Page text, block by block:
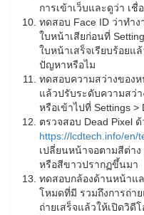
การเข้าเว็บและดูว่า เ
ทดสอบ Face ID ว่าทำง
ใบหน้าเสียก่อนที่
ใบหน้าเสร็จเรียบร้อยแ
ปัญหาหรือไม
ทดสอบความสว่างของห
แล้วปรับระดับความสว่
หรือเข้าไปที่ Settings >
ตรวจสอบ Dead Pixel
https://lcdtech.info/en/
เปลี่ยนหน้าจอตามสีต่าง
หรือสีขาวปรากฏขึ้นมา
ทดสอบกล้องด้านหน้าแ
โหมดที่มี รวมถึงการถ่า
ถ่ายเสร็จแล้วให้เปิดวิดี